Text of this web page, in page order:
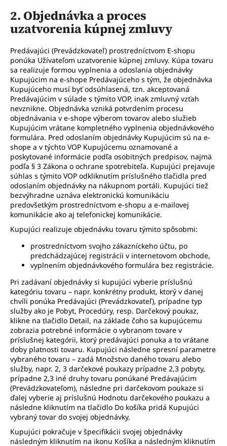
2. Objednávka a proces
uzatvorenia kúpnej zmluvy
Predávajúci (Prevádzkovateľ) prostredníctvom E-shopu
ponúka Užívateľom uzatvorenie kúpnej zmluvy. Kúpa tovaru
sa realizuje formou vyplnenia a odoslania objednávky
Kupujúcim na e-shope Predávajúceho s tým, že objednávka
Kupujúceho musí byť odsúhlasená, tzn. akceptovaná
Predávajúcim v súlade s týmito VOP, inak zmluvný vzťah
nevznikne. Objednávka vzniká potvrdením procesu
objednávania v e-shope výberom tovarov alebo služieb
Kupujúcim vrátane kompletného vyplnenia objednávkového
formulára. Pred odoslaním objednávky Kupujúcim sú na e-
shope a v týchto VOP Kupujúcemu oznamované a
poskytované informácie podľa osobitných predpisov, najmä
podľa § 3 Zákona o ochrane spotrebiteľa. Kupujúci prejavuje
súhlas s týmito VOP odkliknutím príslušného tlačidla pred
odoslaním objednávky na nákupnom portáli. Kupujúci tiež
bezvýhradne uznáva elektronickú komunikáciu
predovšetkým prostredníctvom e-shopu a e-mailovej
komunikácie ako aj telefonickej komunikácie.
Kupujúci realizuje objednávku tovaru týmito spôsobmi:
prostredníctvom svojho zákazníckeho účtu, po
predchádzajúcej registrácii v internetovom obchode,
vyplnením objednávkového formulára bez registrácie.
Pri zadávaní objednávky si kupujúci vyberie príslušnú
kategóriu tovaru – napr. konkrétny produkt, ktorý v danej
chvíli ponúka Predávajúci (Prevádzkovateľ), prípadne typ
služby ako je Pobyt, Procedúry, resp. Darčekový poukaz,
klikne na tlačidlo Detail, na základe čoho sa kupujúcemu
zobrazia potrebné informácie o vybranom tovare v
príslušnej kategórii, ktorý predávajúci ponuka a to vrátane
doby platnosti tovaru. Kupujúci následne spresní parametre
vybraného tovaru – zadá Množstvo daného tovaru alebo
služby, napr. 2, 3 darčekové poukazy prípadne 2,3 pobyty,
prípadne 2,3 iné druhy tovaru ponúkané Predávajúcim
(Prevádzkovateľom), následne pri darčekovom poukaze si
ďalej vyberie aj príslušnú Hodnotu darčekového poukazu a
následne kliknutím na tlačidlo Do košíka pridá Kupujúci
vybraný tovar do svojej objednávky.
Kupujúci pokračuje v špecifikácii svojej objednávky
následným kliknutím na ikonu Košíka a následným kliknutím